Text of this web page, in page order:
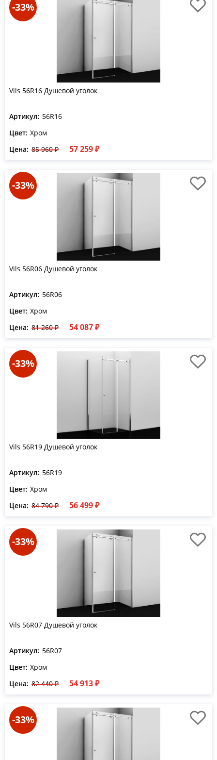
-33%
Vils 56R16 Душевой уголок
Артикул: 56R16
Цвет: Хром
Цена: 85 960 ₽ 57 259 ₽
-33%
Vils 56R06 Душевой уголок
Артикул: 56R06
Цвет: Хром
Цена: 81 260 ₽ 54 087 ₽
-33%
Vils 56R19 Душевой уголок
Артикул: 56R19
Цвет: Хром
Цена: 84 790 ₽ 56 499 ₽
-33%
Vils 56R07 Душевой уголок
Артикул: 56R07
Цвет: Хром
Цена: 82 440 ₽ 54 913 ₽
-33%